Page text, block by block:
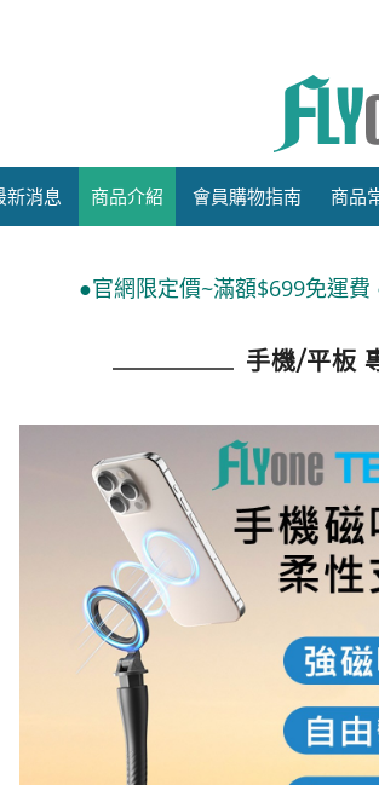
新消息 商品介紹 會員購物指南 商品
~滿額$699免運費 ●週一至週五 當
手機/平板